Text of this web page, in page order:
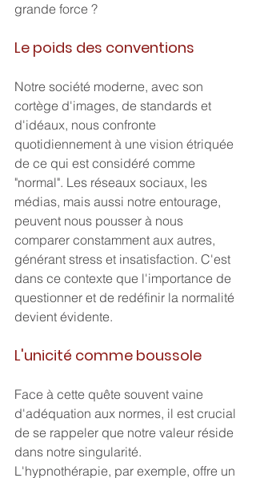
grande force ?
Le poids des conventions
Notre société moderne, avec son
cortège d'images, de standards et
d'idéaux, nous confronte
quotidiennement à une vision étriquée
de ce qui est considéré comme
"normal". Les réseaux sociaux, les
médias, mais aussi notre entourage,
peuvent nous pousser à nous
comparer constamment aux autres,
générant stress et insatisfaction. C'est
dans ce contexte que l'importance de
questionner et de redéfinir la normalité
devient évidente.
L'unicité comme boussole
Face à cette quête souvent vaine
d'adéquation aux normes, il est crucial
de se rappeler que notre valeur réside
dans notre singularité.
L'hypnothérapie, par exemple, offre un